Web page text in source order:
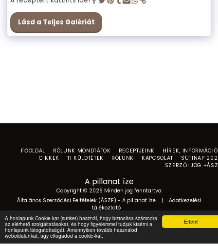
Értem!
A honlapunk Cookie-kat (sütiket) használ, hogy biztosítsa számodra
az elérhető szolgáltatásokat, és hogy figyelemmel tudjuk kísérni a
honlapunk látogatottságát. Amennyiben tovább használod
weboldalunkat, úgy elfogadod a cookie-kat.
Lásd a Teljes Galériát
A pillanat íze
Copyright © 2026 Minden jog fenntartva
Általános Szerződési Feltételek (ÁSZF) - A pillanat íze| Adatkezelési
tájékoztató
FŐOLDAL RÓLUNK MONDTÁTOK RECEPTJEINK
HÍREK,
CIKKEK
TI KÜLDTÉTEK RÓLUNK KAPCSOLAT
SÜTINAP
SZERZŐI JOG